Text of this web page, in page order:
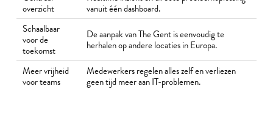
overzicht
vanuit één dashboard.
Schaalbaar
voor de
toekomst
De aanpak van The Gent is eenvoudig te
herhalen op andere locaties in Europa.
Meer vrijheid
voor teams
Medewerkers regelen alles zelf en verliezen
geen tijd meer aan IT-problemen.